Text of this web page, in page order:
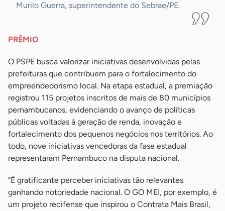
Murilo Guerra, superintendente do Sebrae/PE.
PRÊMIO
O PSPE busca valorizar iniciativas desenvolvidas pelas
prefeituras que contribuem para o fortalecimento do
empreendedorismo local. Na etapa estadual, a premiação
registrou 115 projetos inscritos de mais de 80 municípios
pernambucanos, evidenciando o avanço de políticas
públicas voltadas à geração de renda, inovação e
fortalecimento dos pequenos negócios nos territórios. Ao
todo, nove iniciativas vencedoras da fase estadual
representaram Pernambuco na disputa nacional.
“É gratificante perceber iniciativas tão relevantes
ganhando notoriedade nacional. O GO MEI, por exemplo, é
um projeto recifense que inspirou o Contrata Mais Brasil,